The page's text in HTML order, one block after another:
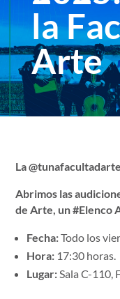
la
Arte
La
Abrimos las
de Arte, un #Elenco
Fecha:Todo los
Hora: 17:30 horas.
Lugar: Sala C-110,